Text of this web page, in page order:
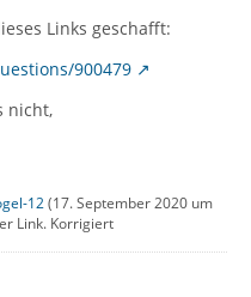
Links geschafft:
900479
nicht,
12(17. September 2020 um
Link. Korrigiert